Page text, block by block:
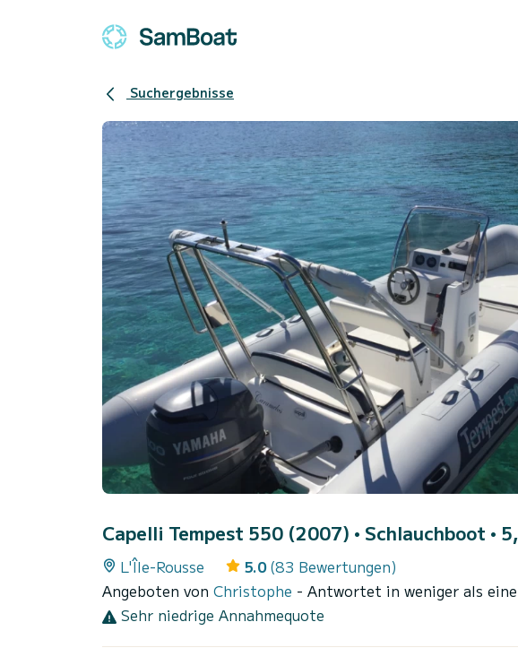
Suchergebnisse
Capelli Tempest 550 (2007) • Schlauchboot •
L'Île-Rousse 5.0 (83 Bewertungen)
Angeboten von Christophe - Antwortet in weniger als
Sehr niedrige Annahmequote